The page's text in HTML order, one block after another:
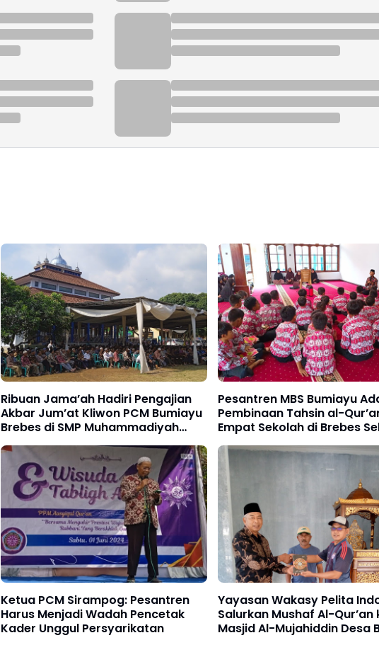
Ribuan Jama’ah Hadiri Pengajian
Akbar Jum’at Kliwon PCM Bumiayu
Brebes di SMP Muhammadiyah
Bumiayu
Pesantren MBS Bumiayu
Pembinaan Tahsin al-
Empat Sekolah di Brebes
Ketua PCM Sirampog: Pesantren
Harus Menjadi Wadah Pencetak
Kader Unggul Persyarikatan
Yayasan Wakasy Pelita
Salurkan Mushaf Al-Qur’an
Masjid Al-Mujahiddin Desa